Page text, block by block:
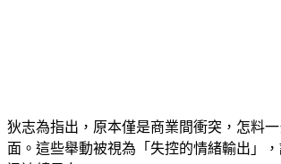
狄志為指出，原本僅是商業間衝突，怎料
面。這些舉動被視為「失控的情緒輸出」